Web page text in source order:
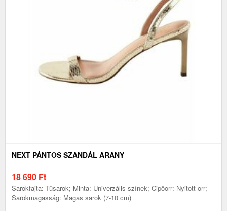
NEXT PÁNTOS SZANDÁL ARANY
18 690 Ft
Sarokfajta: Tűsarok; Minta: Univerzális színek; Cipőorr: Nyitott orr;
Sarokmagasság: Magas sarok (7-10 cm)